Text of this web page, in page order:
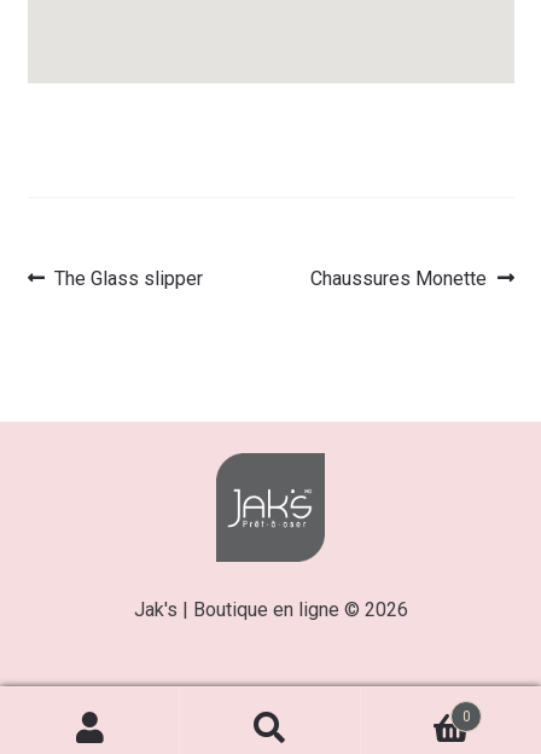
Navigation
Article
The Glass slipper
Article
Chaussures Monette
Jak's | Boutique en ligne © 2026
0